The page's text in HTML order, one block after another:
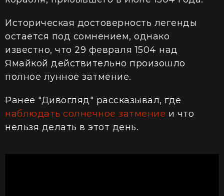
Историческая достоверность легенды
остается под сомнением, однако
известно, что 29 февраля 1504 над
Ямайкой действительно произошло
полное лунное затмение.
Ранее "Дивогляд" рассказывал, где
наблюдать солнечное затмение и что
нельзя делать в этот день.